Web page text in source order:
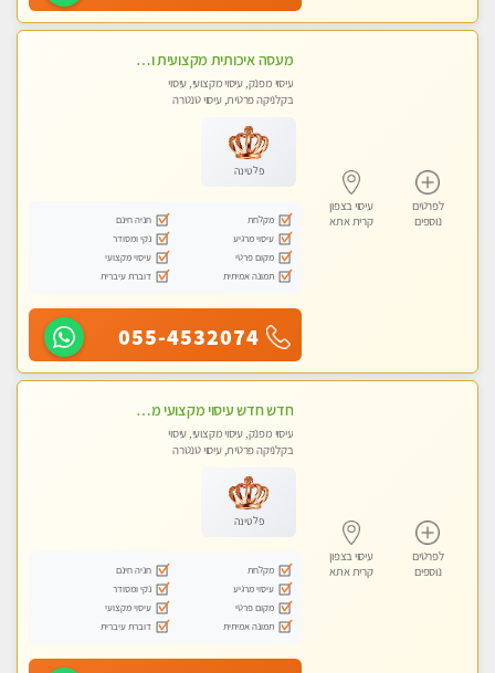
לפרטים
נוספים
עיסוי בצפון
קרית אתא
מעסה איכותית מקצועית ומפנקת. מומלץ !!אבנים חמות
עיסוי מפנק, עיסוי מקצועי, עיסוי
בקלניקה פרטית, עיסוי טנטרה
פלטינה
מקלחת
חניה חינם
עיסוי מרגיע
נקי ומסודר
מקום פרטי
עיסוי מקצועי
תמונה אמיתית
דוברת עיברית
055-4532074
לפרטים
נוספים
עיסוי בצפון
קרית אתא
חדש חדש עיסוי מקצועי מפנק עיסוי עם אבנים חמות. מעסה עם תעודות. טיפול מרגיע משוחרר באווירה נעימה נקיה ומסודרת
עיסוי מפנק, עיסוי מקצועי, עיסוי
בקלניקה פרטית, עיסוי טנטרה
פלטינה
מקלחת
חניה חינם
עיסוי מרגיע
נקי ומסודר
מקום פרטי
עיסוי מקצועי
תמונה אמיתית
דוברת עיברית